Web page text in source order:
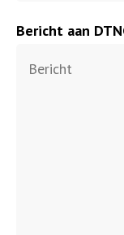
Bericht aan